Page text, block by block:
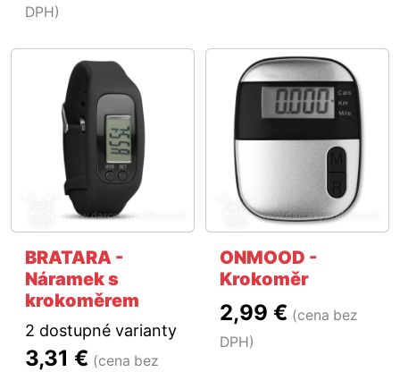
DPH)
BRATARA -
Náramek s
krokoměrem
2 dostupné varianty
3,31 € (cena bez
ONMOOD -
Krokoměr
2,99 € (cena bez
DPH)